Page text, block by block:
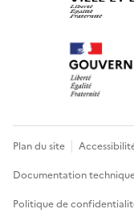
Plan du site
Documentation
Politique de